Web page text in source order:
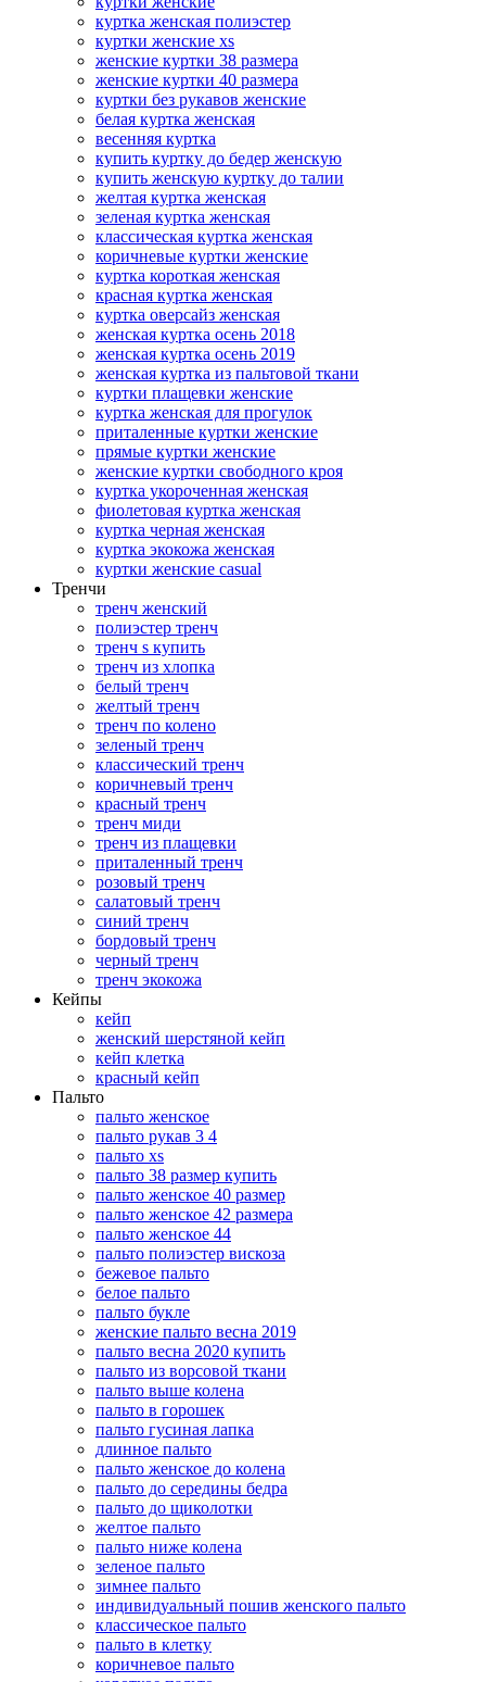
куртка женская полиэстер
куртки женские xs
женские куртки 38 размера
женские куртки 40 размера
куртки без рукавов женские
белая куртка женская
весенняя куртка
купить куртку до бедер женскую
купить женскую куртку до талии
желтая куртка женская
зеленая куртка женская
классическая куртка женская
коричневые куртки женские
куртка короткая женская
красная куртка женская
куртка оверсайз женская
женская куртка осень 2018
женская куртка осень 2019
женская куртка из пальтовой ткани
куртки плащевки женские
куртка женская для прогулок
приталенные куртки женские
прямые куртки женские
женские куртки свободного кроя
куртка укороченная женская
фиолетовая куртка женская
куртка черная женская
куртка экокожа женская
куртки женские casual
Тренчи
тренч женский
полиэстер тренч
тренч s купить
тренч из хлопка
белый тренч
желтый тренч
тренч по колено
зеленый тренч
классический тренч
коричневый тренч
красный тренч
тренч миди
тренч из плащевки
приталенный тренч
розовый тренч
салатовый тренч
синий тренч
бордовый тренч
черный тренч
тренч экокожа
Кейпы
кейп
женский шерстяной кейп
кейп клетка
красный кейп
Пальто
пальто женское
пальто рукав 3 4
пальто xs
пальто 38 размер купить
пальто женское 40 размер
пальто женское 42 размера
пальто женское 44
пальто полиэстер вискоза
бежевое пальто
белое пальто
пальто букле
женские пальто весна 2019
пальто весна 2020 купить
пальто из ворсовой ткани
пальто выше колена
пальто в горошек
пальто гусиная лапка
длинное пальто
пальто женское до колена
пальто до середины бедра
пальто до щиколотки
желтое пальто
пальто ниже колена
зеленое пальто
зимнее пальто
индивидуальный пошив женского пальто
классическое пальто
пальто в клетку
коричневое пальто